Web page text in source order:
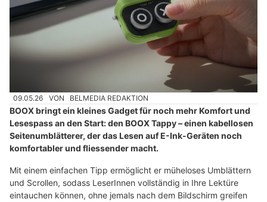
09.05.26 VON BELMEDIA REDAKTION
BOOX bringt ein kleines Gadget für noch mehr Komfort und
Lesespass an den Start: den BOOX Tappy – einen kabellosen
Seitenumblätterer, der das Lesen auf E-Ink-Geräten noch
komfortabler und fliessender macht.
Mit einem einfachen Tipp ermöglicht er müheloses Umblättern
und Scrollen, sodass LeserInnen vollständig in Ihre Lektüre
eintauchen können, ohne jemals nach dem Bildschirm greifen